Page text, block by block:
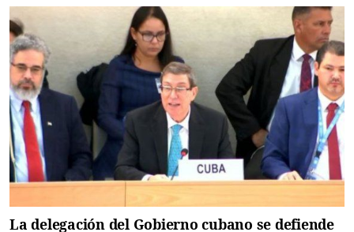
La delegación del Gobierno cubano se defiende